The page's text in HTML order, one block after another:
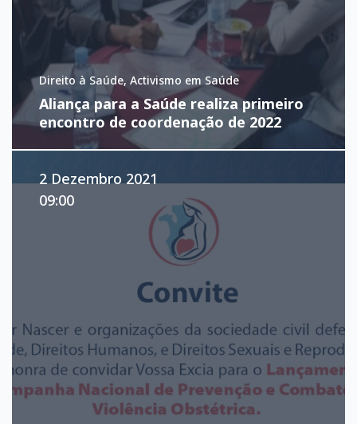
Direito à Saúde, Activismo em Saúde
Aliança para a Saúde realiza primeiro
encontro de coordenação de 2022
2 Dezembro 2021
09:00